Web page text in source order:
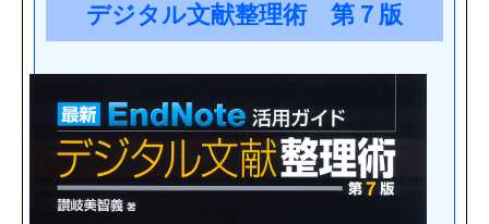
デジタル文献整理術 第７版